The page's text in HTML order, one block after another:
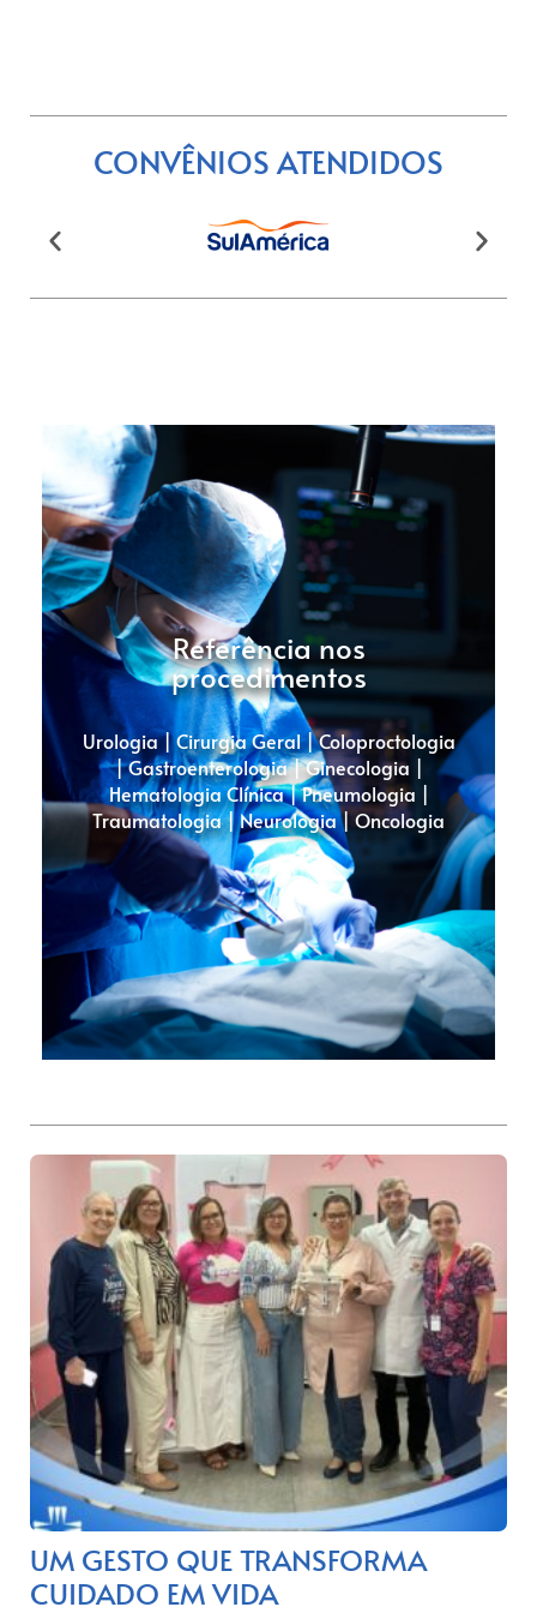
CONVÊNIOS ATENDIDOS
Referência nos
procedimentos
Urologia | Cirurgia Geral | Coloproctologia
| Gastroenterologia | Ginecologia |
Hematologia Clínica | Pneumologia |
Traumatologia | Neurologia | Oncologia
UM GESTO QUE TRANSFORMA
CUIDADO EM VIDA